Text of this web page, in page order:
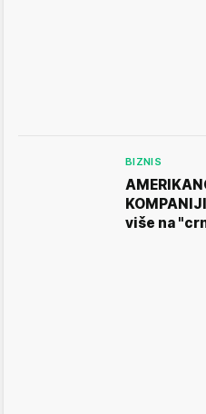
BIZNIS
više na